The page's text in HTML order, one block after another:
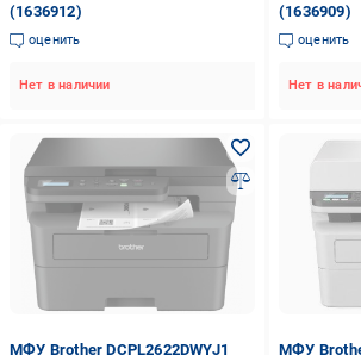
(1636912)
оценить
Нет в наличии
(1636909)
оценить
Нет в
МФУ Brother DCPL2622DWYJ1 МФУ